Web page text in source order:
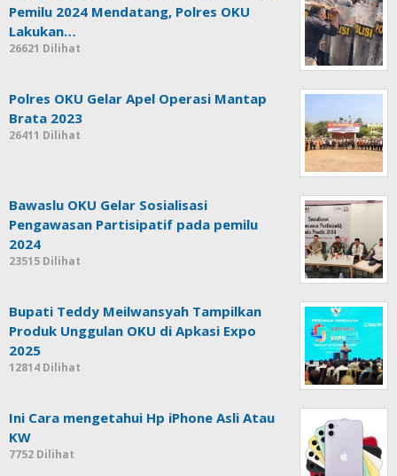
Pemilu 2024 Mendatang, Polres OKU
Lakukan…
26621 Dilihat
Polres OKU Gelar Apel Operasi Mantap
Brata 2023
26411 Dilihat
Bawaslu OKU Gelar Sosialisasi
Pengawasan Partisipatif pada pemilu
2024
23515 Dilihat
Bupati Teddy Meilwansyah Tampilkan
Produk Unggulan OKU di Apkasi Expo
2025
12814 Dilihat
Ini Cara mengetahui Hp iPhone Asli Atau
KW
7752 Dilihat